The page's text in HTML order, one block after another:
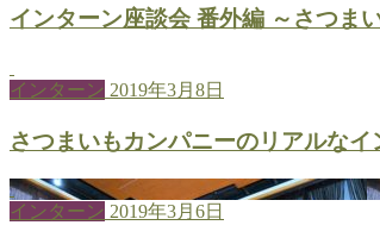
インターン座談会 番外編 ～さつま
インターン 2019年3月8日
さつまいもカンパニーのリアルなイ
インターン 2019年3月6日